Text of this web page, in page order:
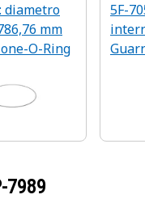
diametro
mm
O-Ring
5F-
7989